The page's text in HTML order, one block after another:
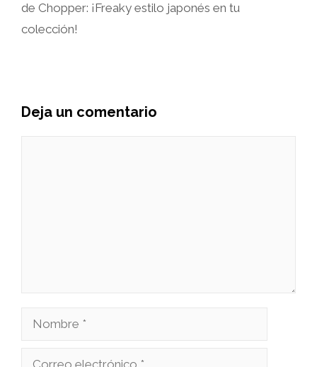
de Chopper: ¡Freaky estilo japonés en tu
colección!
Deja un comentario
Nombre
Correo